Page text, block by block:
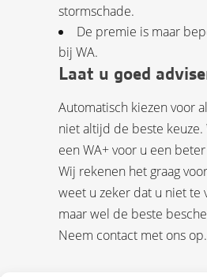
stormschade.
De premie is maar
bij WA.
Laat u goed
Automatisch kiezen voor
niet altijd de beste
een WA+ voor u een
Wij rekenen het graag
weet u zeker dat u niet te
maar wel de beste
Neem contact met ons op.